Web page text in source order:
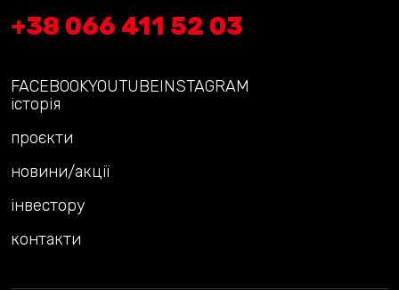
+38 066 411 52 03
FACEBOOKYOUTUBEINSTAGRAM
історія
проєкти
новини/акції
інвестору
контакти